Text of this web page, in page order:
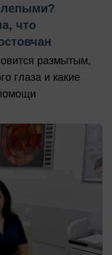
что
размытым,
глаза и какие